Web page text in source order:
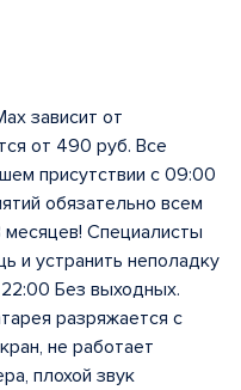
зависит от
от 490 руб. Все
присутствии с 09:00
обязательно всем
Специалисты
и устранить неполадку
Без выходных.
разряжается с
не работает
плохой звук